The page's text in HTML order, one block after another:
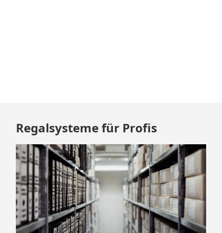
Zum
Footer
springen
Regalsysteme für Profis